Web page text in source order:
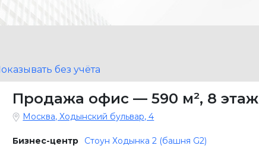
без учёта
Продажа офис —590 м², 8 этаж
Москва, Ходынский бульвар, 4
Бизнес-центр
Стоун Ходынка 2 (башня G2)